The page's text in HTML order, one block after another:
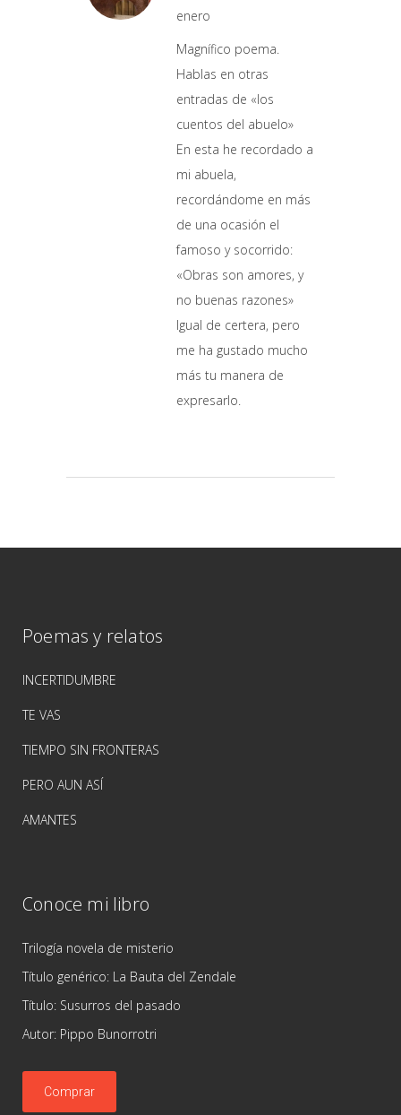
enero
Magnífico poema.
Hablas en otras
entradas de «los
cuentos del abuelo»
En esta he recordado a
mi abuela,
recordándome en más
de una ocasión el
famoso y socorrido:
«Obras son amores, y
no buenas razones»
Igual de certera, pero
me ha gustado mucho
más tu manera de
expresarlo.
Poemas y relatos
INCERTIDUMBRE
TE VAS
TIEMPO SIN FRONTERAS
PERO AUN ASÍ
AMANTES
Conoce mi libro
Trilogía novela de misterio
Título genérico: La Bauta del Zendale
Título: Susurros del pasado
Autor: Pippo Bunorrotri
Comprar